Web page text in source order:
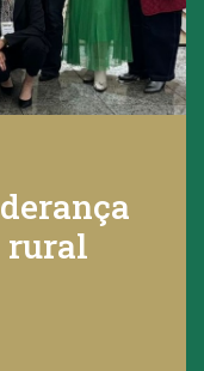
rural